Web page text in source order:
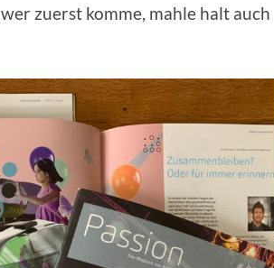
zuerst komme, mahle halt auch